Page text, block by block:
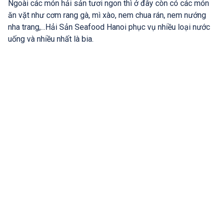
Ngoài các món hải sản tươi ngon thì ở đây còn có các món
ăn vặt như cơm rang gà, mì xào, nem chua rán, nem nướng
nha trang,...Hải Sản Seafood Hanoi phục vụ nhiều loại nước
uống và nhiều nhất là bia.